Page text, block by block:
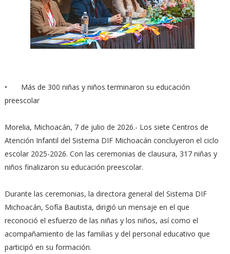
•
Más de 300 niñas y niños terminaron su educación
preescolar
Morelia, Michoacán, 7 de julio de 2026.- Los siete Centros de
Atención Infantil del Sistema DIF Michoacán concluyeron el ciclo
escolar 2025-2026. Con las ceremonias de clausura, 317 niñas y
niños finalizaron su educación preescolar.
Durante las ceremonias, la directora general del Sistema DIF
Michoacán, Sofía Bautista, dirigió un mensaje en el que
reconoció el esfuerzo de las niñas y los niños, así como el
acompañamiento de las familias y del personal educativo que
participó en su formación.